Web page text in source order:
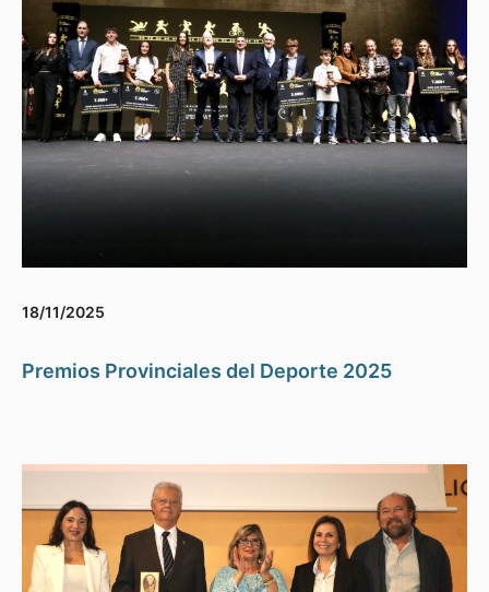
18/11/2025
Premios Provinciales del Deporte 2025